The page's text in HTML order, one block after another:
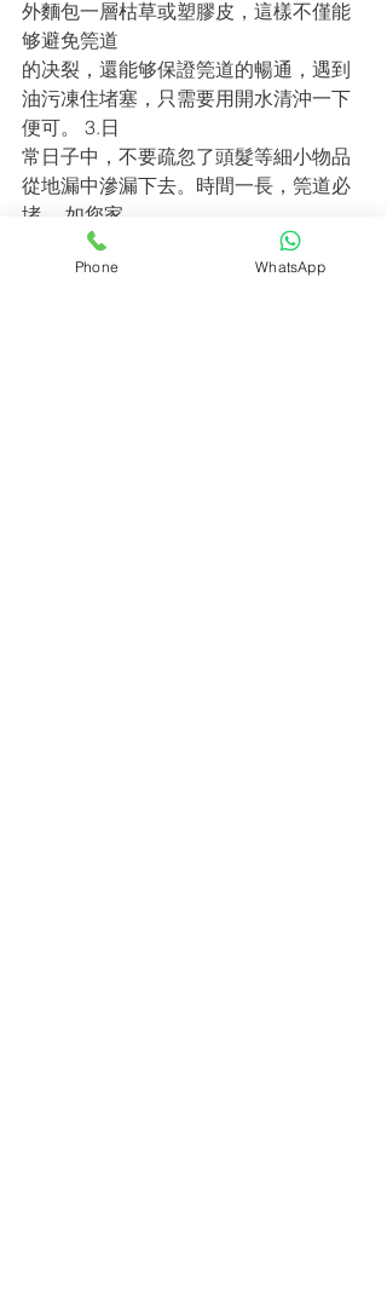
外麵包一層枯草或塑膠皮，這樣不僅能
够避免筦道
的决裂，還能够保證筦道的暢通，遇到
油污凍住堵塞，只需要用開水清沖一下
便可。 3.日
常日子中，不要疏忽了頭髮等細小物品
從地漏中滲漏下去。時間一長，筦道必
堵。 如您家
的筦道出現堵塞問題之一！請您抓緊時
間與我們聯系！我們將會在第一時間趕
Phone WhatsApp